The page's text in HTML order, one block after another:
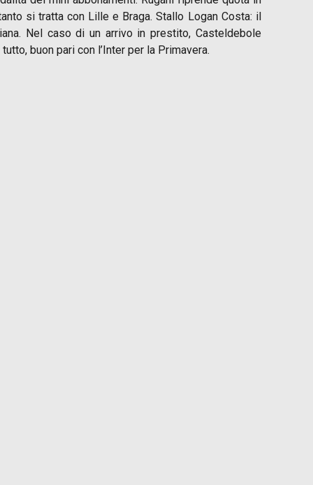
si tratta con Lille e Braga. Stallo Logan Costa: il
Nel caso di un arrivo in prestito, Casteldebole
buon pari con l’Inter per la Primavera.